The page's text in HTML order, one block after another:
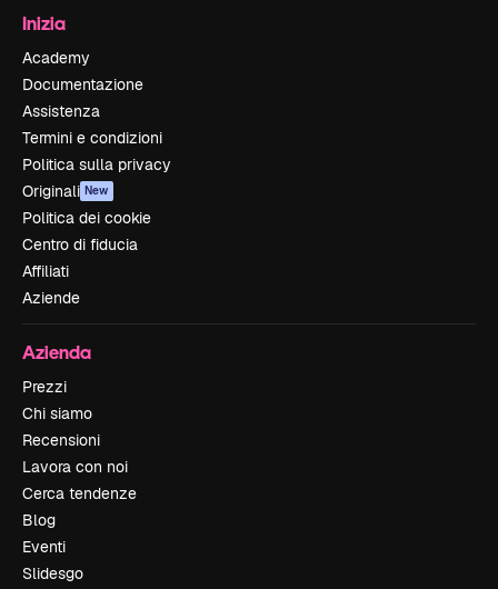
Inizia
Academy
Documentazione
Assistenza
Termini e condizioni
Politica sulla privacy
Originali New
Politica dei cookie
Centro di fiducia
Affiliati
Aziende
Azienda
Prezzi
Chi siamo
Recensioni
Lavora con noi
Cerca tendenze
Blog
Eventi
Slidesgo